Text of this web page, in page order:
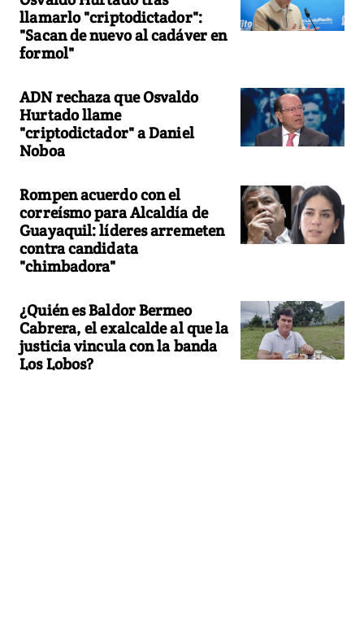
llamarlo "criptodictador":
"Sacan de nuevo al cadáver en
formol"
ADN rechaza que Osvaldo
Hurtado llame
"criptodictador" a Daniel
Noboa
Rompen acuerdo con el
correísmo para Alcaldía de
Guayaquil: líderes arremeten
contra candidata
"chimbadora"
¿Quién es Baldor Bermeo
Cabrera, el exalcalde al que la
justicia vincula con la banda
Los Lobos?